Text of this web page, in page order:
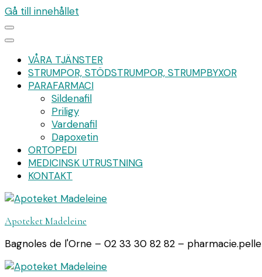
Gå till innehållet
VÅRA TJÄNSTER
STRUMPOR, STÖDSTRUMPOR, STRUMPBYXOR
PARAFARMACI
Sildenafil
Priligy
Vardenafil
Dapoxetin
ORTOPEDI
MEDICINSK UTRUSTNING
KONTAKT
Apoteket Madeleine
Bagnoles de l'Orne – 02 33 30 82 82 –